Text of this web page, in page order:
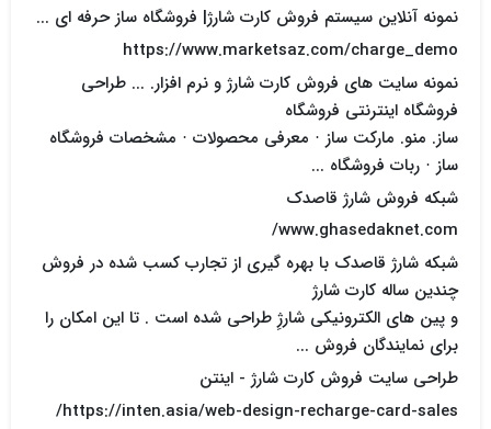
نمونه آنلاین سیستم فروش کارت شارژ| فروشگاه ساز حرفه ای ...
https://www.marketsaz.com/charge_demo
نمونه سایت های فروش کارت شارژ و نرم افزار. ... طراحی
فروشگاه اینترنتی فروشگاه
ساز. منو. مارکت ساز · معرفی محصولات · مشخصات فروشگاه
ساز · ربات فروشگاه ...
شبکه فروش شارژ قاصدک
www.ghasedaknet.com/
شبکه شارژ قاصدک با بهره گیری از تجارب کسب شده در فروش
چندین ساله کارت شارژ
و پین های الکترونیکی شارژِ طراحی شده است . تا این امکان را
برای نمایندگان فروش ...
طراحی سایت فروش کارت شارژ - اینتن
https://inten.asia/web-design-recharge-card-sales/